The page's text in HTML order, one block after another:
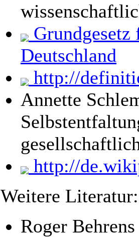
Deutschland
http://
Annette
http://
Weitere Literatur:
Roger